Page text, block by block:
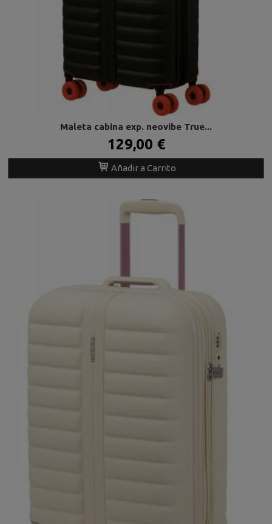
Maleta cabina exp. neovibe True...
129,00 €
Añadir a Carrito